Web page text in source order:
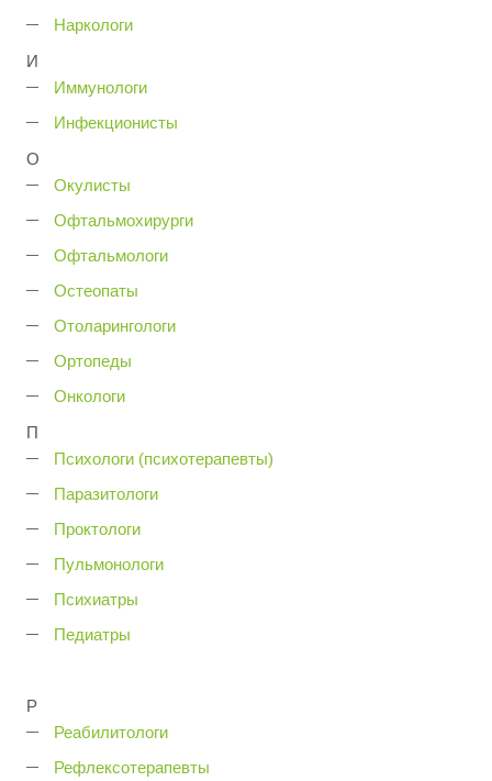
Наркологи
И
Иммунологи
Инфекционисты
О
Окулисты
Офтальмохирурги
Офтальмологи
Остеопаты
Отоларингологи
Ортопеды
Онкологи
П
Психологи (психотерапевты)
Паразитологи
Проктологи
Пульмонологи
Психиатры
Педиатры
Р
Реабилитологи
Рефлексотерапевты